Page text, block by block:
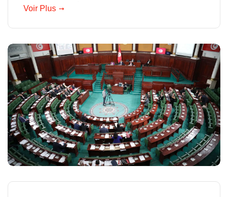
Voir Plus